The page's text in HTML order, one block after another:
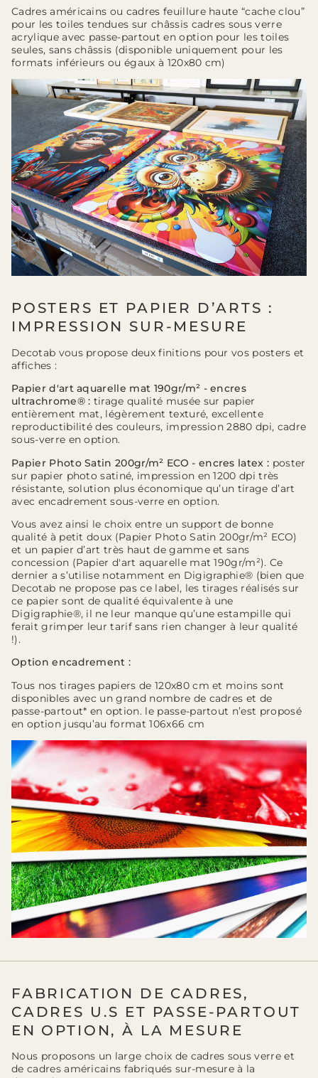
Cadres américains ou cadres feuillure haute “cache clou”
pour les toiles tendues sur châssis cadres sous verre
acrylique avec passe-partout en option pour les toiles
seules, sans châssis (disponible uniquement pour les
formats inférieurs ou égaux à 120x80 cm)
POSTERS ET PAPIER D’ARTS :
IMPRESSION SUR-MESURE
Decotab vous propose deux finitions pour vos posters et
affiches :
Papier d'art aquarelle mat 190gr/m² - encres
ultrachrome® : tirage qualité musée sur papier
entièrement mat, légèrement texturé, excellente
reproductibilité des couleurs, impression 2880 dpi, cadre
sous-verre en option.
Papier Photo Satin 200gr/m² ECO - encres latex : poster
sur papier photo satiné, impression en 1200 dpi très
résistante, solution plus économique qu’un tirage d’art
avec encadrement sous-verre en option.
Vous avez ainsi le choix entre un support de bonne
qualité à petit doux (Papier Photo Satin 200gr/m² ECO)
et un papier d’art très haut de gamme et sans
concession (Papier d'art aquarelle mat 190gr/m²). Ce
dernier a s’utilise notamment en Digigraphie® (bien que
Decotab ne propose pas ce label, les tirages réalisés sur
ce papier sont de qualité équivalente à une
Digigraphie®, il ne leur manque qu’une estampille qui
ferait grimper leur tarif sans rien changer à leur qualité
!).
Option encadrement :
Tous nos tirages papiers de 120x80 cm et moins sont
disponibles avec un grand nombre de cadres et de
passe-partout* en option. le passe-partout n’est proposé
en option jusqu’au format 106x66 cm
FABRICATION DE CADRES,
CADRES U.S ET PASSE-PARTOUT
EN OPTION, À LA MESURE
Nous proposons un large choix de cadres sous verre et
de cadres américains fabriqués sur-mesure à la